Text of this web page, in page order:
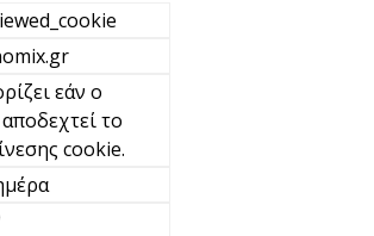
εάν ο
το
cookie.